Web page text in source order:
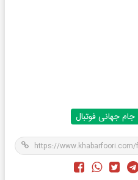
جام جهانی فوتبال